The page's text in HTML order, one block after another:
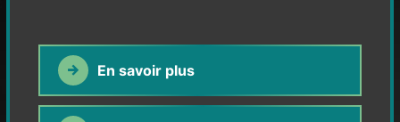
En savoir plus